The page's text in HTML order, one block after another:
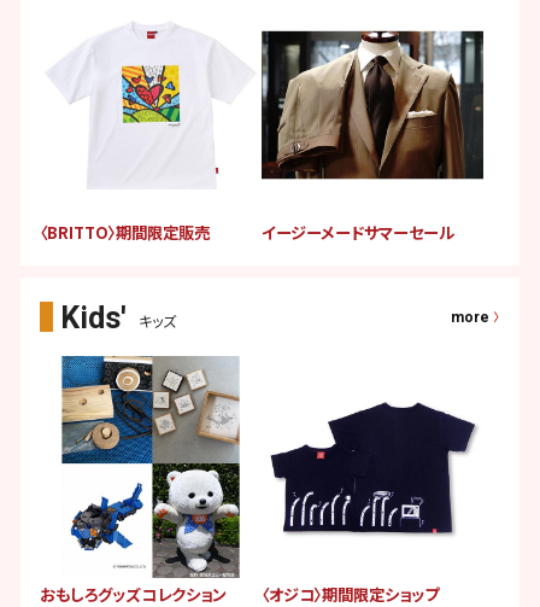
〈BRITTO〉期間限定販売 イージーメードサマーセール
キッズ more
おもしろグッズコレクション 〈オジコ〉期間限定ショップ